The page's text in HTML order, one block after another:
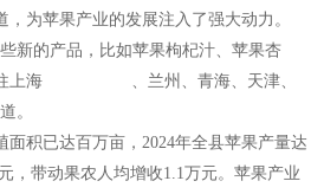
为苹果产业的发展注入了强大动力。
的产品，比如苹果枸杞汁、苹果杏
上海
、兰州、青海、天津、
。
积已达百万亩，2024年全县苹果产量达
，带动果农人均增收1.1万元。苹果产业